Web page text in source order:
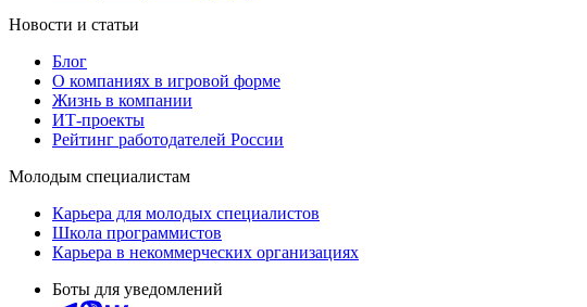
Новости и статьи
Блог
О компаниях в игровой форме
Жизнь в компании
ИТ-проекты
Рейтинг работодателей России
Молодым специалистам
Карьера для молодых специалистов
Школа программистов
Карьера в некоммерческих организациях
Боты для уведомлений